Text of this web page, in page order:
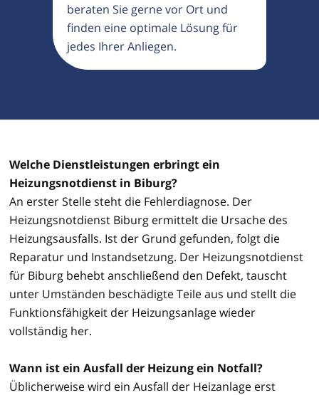
beraten Sie gerne vor Ort und
finden eine optimale Lösung für
jedes Ihrer Anliegen.
Welche Dienstleistungen erbringt ein
Heizungsnotdienst in Biburg?
An erster Stelle steht die Fehlerdiagnose. Der
Heizungsnotdienst Biburg ermittelt die Ursache des
Heizungsausfalls. Ist der Grund gefunden, folgt die
Reparatur und Instandsetzung. Der Heizungsnotdienst
für Biburg behebt anschließend den Defekt, tauscht
unter Umständen beschädigte Teile aus und stellt die
Funktionsfähigkeit der Heizungsanlage wieder
vollständig her.
Wann ist ein Ausfall der Heizung ein Notfall?
Üblicherweise wird ein Ausfall der Heizanlage erst